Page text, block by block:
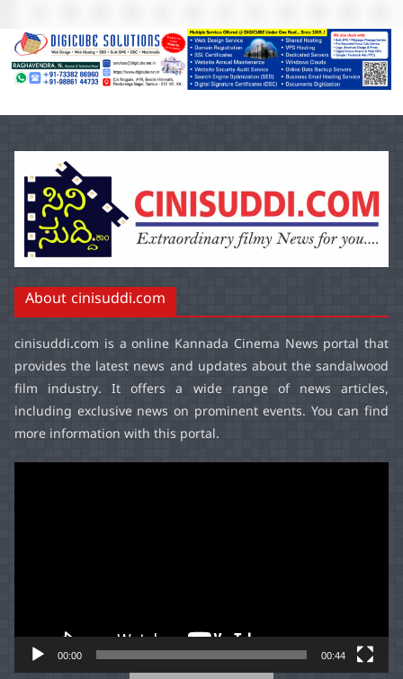
About cinisuddi.com
cinisuddi.com is a online Kannada Cinema News portal that
provides the latest news and updates about the sandalwood
film industry. It offers a wide range of news articles,
including exclusive news on prominent events. You can find
more information with this portal.
00:00 00:44